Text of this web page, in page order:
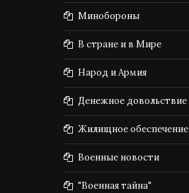
Минобороны
В стране и в Мире
Народ и Армия
Денежное довольствие
Жилищное обеспечение
Военные новости
"Военная тайна"